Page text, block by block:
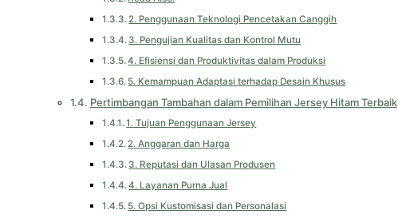
2. Penggunaan Teknologi Pencetakan Canggih
3. Pengujian Kualitas dan Kontrol Mutu
4. Efisiensi dan Produktivitas dalam Produksi
5. Kemampuan Adaptasi terhadap Desain Khusus
Pertimbangan Tambahan dalam Pemilihan Jersey Hitam Terbaik
1. Tujuan Penggunaan Jersey
2. Anggaran dan Harga
3. Reputasi dan Ulasan Produsen
4. Layanan Purna Jual
5. Opsi Kustomisasi dan Personalasi